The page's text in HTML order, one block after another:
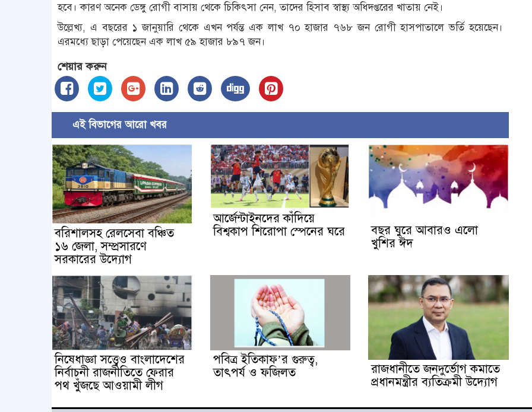
হবে। কারণ অনেক ডেঙ্গু রোগী বাসায় থেকে চিকিৎসা নেন, তাদের হিসাব স্বাস্থ্য অধিদপ্তরের খাতায় নেই।
উল্লেখ্য, এ বছরের ১ জানুয়ারি থেকে এখন পর্যন্ত এক লাখ ৭০ হাজার ৭৬৮ জন রোগী হাসপাতালে ভর্তি হয়েছেন।
এরমধ্যে ছাড়া পেয়েছেন এক লাখ ৫৯ হাজার ৮৯৭ জন।
শেয়ার করুন
এই বিভাগের আরো খবর
বরিশালসহ রেলসেবা বঞ্চিত
১৬ জেলা, সম্প্রসারণে
সরকারের উদ্যোগ
আর্জেন্টাইনদের কাঁদিয়ে
বিশ্বকাপ শিরোপা স্পেনের ঘরে
বছর ঘুরে আবারও এলো
খুশির ঈদ
নিষেধাজ্ঞা সত্ত্বেও বাংলাদেশের
নির্বাচনী রাজনীতিতে ফেরার
পথ খুঁজছে আওয়ামী লীগ
পবিত্র ইতিকাফ’র গুরুত্ব,
তাৎপর্য ও ফজিলত
রাজধানীতে জনদুর্ভোগ কমাতে
প্রধানমন্ত্রীর ব্যতিক্রমী উদ্যােগ